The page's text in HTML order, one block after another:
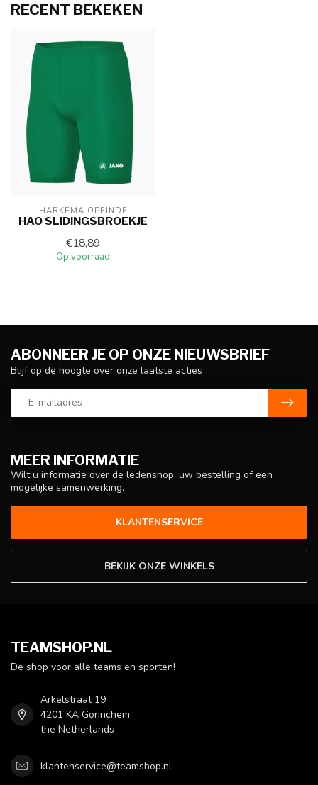
RECENT BEKEKEN
HARKEMA OPEINDE
HAO SLIDINGSBROEKJE
€18,89
Op voorraad
MEER INFORMATIE
Wilt u informatie over de ledenshop, uw bestelling of een
mogelijke samenwerking.
KLANTENSERVICE
BEKIJK ONZE WINKELS
ABONNEER JE OP ONZE NIEUWSBRIEF
Blijf op de hoogte over onze laatste acties
TEAMSHOP.NL
De shop voor alle teams en sporten!
Arkelstraat 19
4201 KA Gorinchem
the Netherlands
klantenservice@teamshop.nl